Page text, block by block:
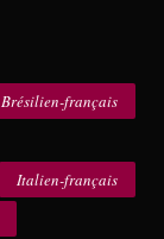
Brésilien-français
Italien-français